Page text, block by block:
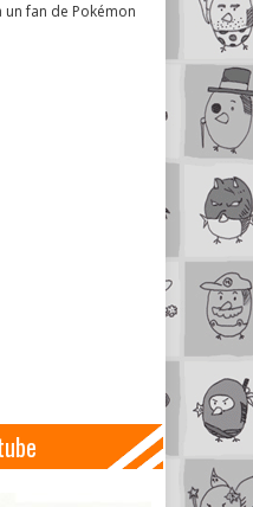
fan de Pokémon